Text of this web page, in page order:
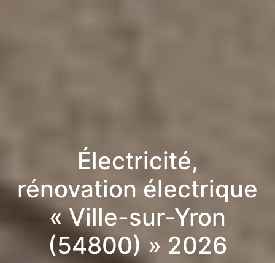
Électricité,
rénovation électrique
« Ville-sur-Yron
(54800) » 2026